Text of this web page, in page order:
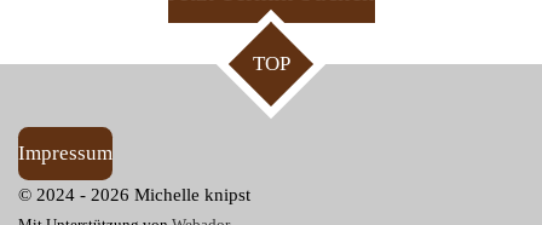
TOP
Impressum
© 2024 - 2026 Michelle knipst